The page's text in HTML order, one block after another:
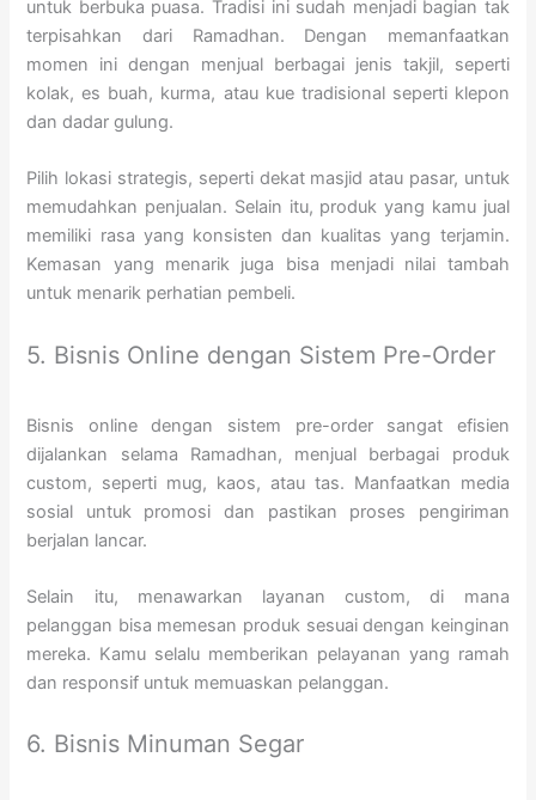
untuk berbuka puasa. Tradisi ini sudah menjadi bagian tak
terpisahkan dari Ramadhan. Dengan memanfaatkan
momen ini dengan menjual berbagai jenis takjil, seperti
kolak, es buah, kurma, atau kue tradisional seperti klepon
dan dadar gulung.
Pilih lokasi strategis, seperti dekat masjid atau pasar, untuk
memudahkan penjualan. Selain itu, produk yang kamu jual
memiliki rasa yang konsisten dan kualitas yang terjamin.
Kemasan yang menarik juga bisa menjadi nilai tambah
untuk menarik perhatian pembeli.
5. Bisnis Online dengan Sistem Pre-Order
Bisnis online dengan sistem pre-order sangat efisien
dijalankan selama Ramadhan, menjual berbagai produk
custom, seperti mug, kaos, atau tas. Manfaatkan media
sosial untuk promosi dan pastikan proses pengiriman
berjalan lancar.
Selain itu, menawarkan layanan custom, di mana
pelanggan bisa memesan produk sesuai dengan keinginan
mereka. Kamu selalu memberikan pelayanan yang ramah
dan responsif untuk memuaskan pelanggan.
6. Bisnis Minuman Segar